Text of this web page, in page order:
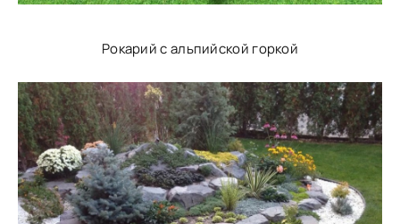
Рокарий с альпийской горкой